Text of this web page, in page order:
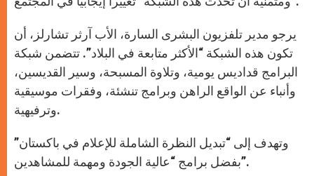
يرجو مدير تلفزيون البشرى السارة، الأب آرثر تشارلز، أن
تكون هذه الشبكة “الأكثر متابعة في البلاد”. تتضمن شبكة
البرامج قداديس يومية، وتلاوة المسبحة، وسير القديسين،
وأنباء عن الواقع الراهن وبرامج تنشئة، وفقرات موسيقية
وترفيهية.
وتهدف إلى “تبديل النظرة الشاملة للإعلام في باكستان”
بفضل برامج “عالية الجودة ومهمة للمشاهدين”.